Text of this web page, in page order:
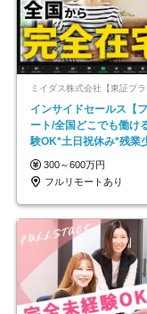
インサイドセールス【
ート/全国どこでも働け
験OK*土日祝休み*残業
在宅勤務手当あり
300～600万円
フルリモートあり